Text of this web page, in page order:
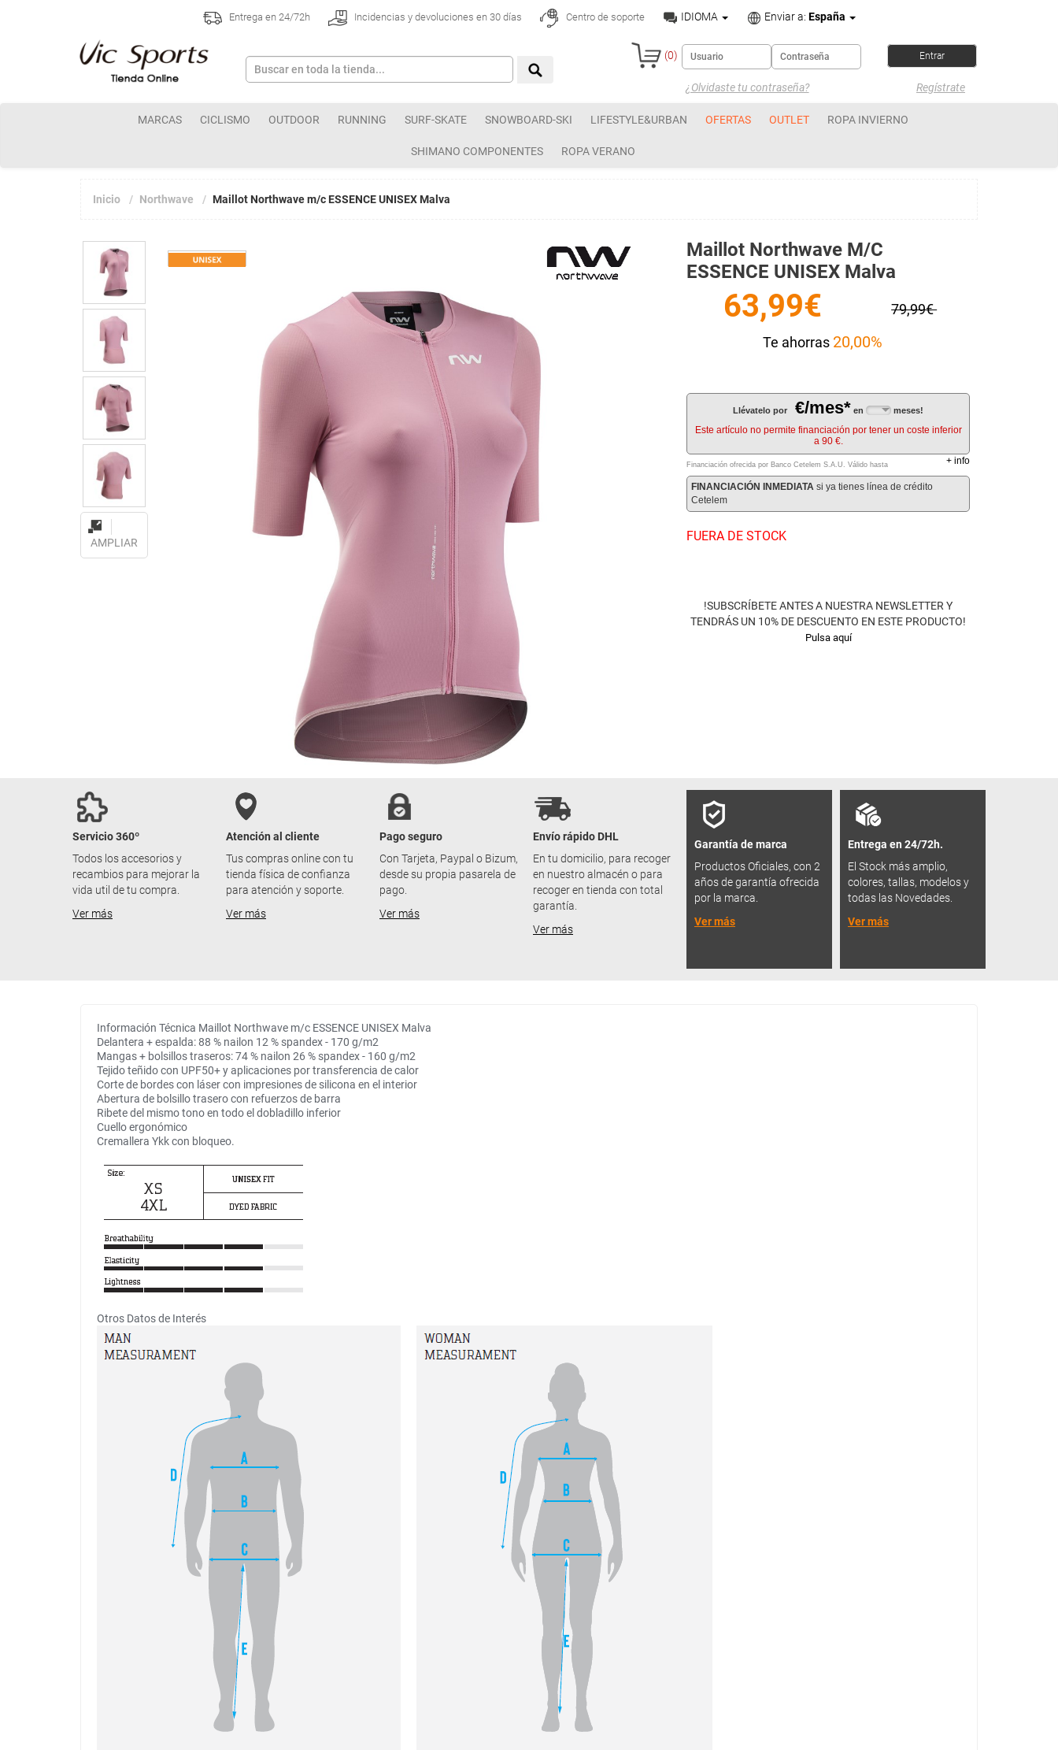
Entrega en 24/72h Incidencias y devoluciones en 30 días Centro de soporte IDIOMA Enviar a: España
(0)
¿Olvidaste tu contraseña? Regístrate
MARCAS CICLISMO OUTDOOR RUNNING SURF-SKATE SNOWBOARD-SKI LIFESTYLE&URBAN OFERTAS OUTLET ROPA INVIERNO
SHIMANO COMPONENTES ROPA VERANO
Inicio Northwave Maillot Northwave m/c ESSENCE UNISEX Malva
AMPLIAR
Maillot Northwave M/c
ESSENCE UNISEX Malva
63,99€
79,99€
Te ahorras 20,00%
Llévatelo por €/mes* en meses!
Este artículo no permite financiación por tener un coste inferior
a 90 €.
Financiación ofrecida por Banco Cetelem S.A.U. Válido hasta + info
FINANCIACIÓN INMEDIATA si ya tienes línea de crédito
Cetelem
FUERA DE STOCK
!SUBSCRÍBETE ANTES A NUESTRA NEWSLETTER Y
TENDRÁS UN 10% DE DESCUENTO EN ESTE PRODUCTO!
Pulsa aquí
Servicio 360º
Todos los accesorios y
recambios para mejorar la
vida util de tu compra.
Ver más
Atención al cliente
Tus compras online con tu
tienda física de confianza
para atención y soporte.
Ver más
Pago seguro
Con Tarjeta, Paypal o Bizum,
desde su propia pasarela de
pago.
Ver más
Envío rápido DHL
En tu domicilio, para recoger
en nuestro almacén o para
recoger en tienda con total
garantía.
Ver más
Garantía de marca
Productos Oficiales, con 2
años de garantía ofrecida
por la marca.
Ver más
Entrega en 24/72h.
El Stock más amplio,
colores, tallas, modelos y
todas las Novedades.
Ver más
Información Técnica Maillot Northwave m/c ESSENCE UNISEX Malva
Delantera + espalda: 88 % nailon 12 % spandex - 170 g/m2
Mangas + bolsillos traseros: 74 % nailon 26 % spandex - 160 g/m2
Tejido teñido con UPF50+ y aplicaciones por transferencia de calor
Corte de bordes con láser con impresiones de silicona en el interior
Abertura de bolsillo trasero con refuerzos de barra
Ribete del mismo tono en todo el dobladillo inferior
Cuello ergonómico
Cremallera Ykk con bloqueo.
Otros Datos de Interés